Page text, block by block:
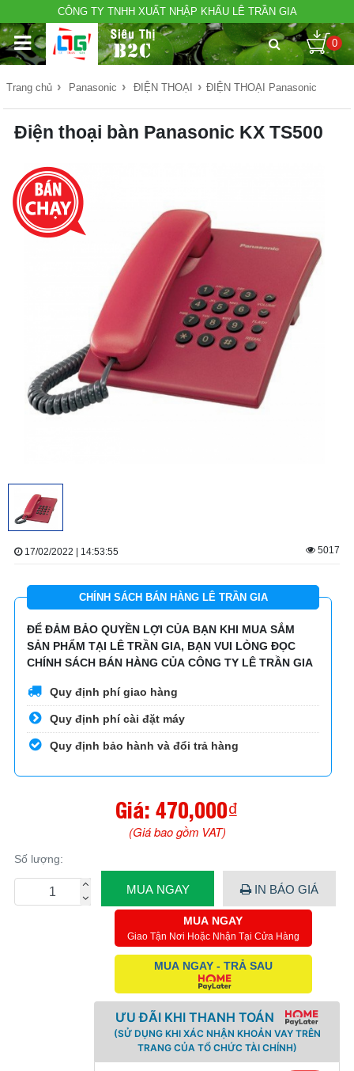
CÔNG TY TNHH XUẤT NHẬP KHẨU LÊ TRẦN GIA
0
Trang chủ › Panasonic › ĐIỆN THOẠI › ĐIỆN THOẠI Panasonic
Điện thoại bàn Panasonic KX TS500
17/02/2022 | 14:53:55 5017
CHÍNH SÁCH BÁN HÀNG LÊ TRẦN GIA
ĐỂ ĐẢM BẢO QUYỀN LỢI CỦA BẠN KHI MUA SẮM
SẢN PHẨM TẠI LÊ TRẦN GIA, BẠN VUI LÒNG ĐỌC
CHÍNH SÁCH BÁN HÀNG CỦA CÔNG TY LÊ TRẦN GIA
Quy định phí giao hàng
Quy định phí cài đặt máy
Quy định bảo hành và đổi trả hàng
Giá: 470,000₫
(Giá bao gồm VAT)
Số lượng:
MUA NGAY IN BÁO GIÁ
MUA NGAY
Giao Tận Nơi Hoặc Nhận Tại Cửa Hàng
MUA NGAY - TRẢ SAU
ƯU ĐÃI KHI THANH TOÁN
(SỬ DỤNG KHI XÁC NHẬN KHOẢN VAY TRÊN
TRANG CỦA TỔ CHỨC TÀI CHÍNH)